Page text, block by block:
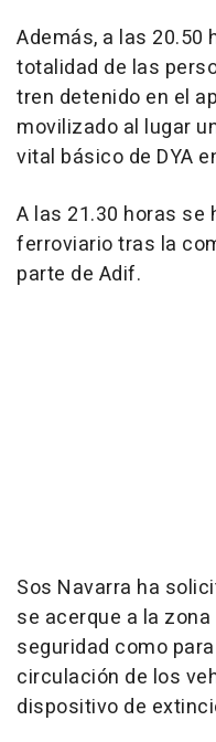
Además, a las 20.50
totalidad de las
tren detenido en el
movilizado al lugar
vital básico de DYA
A las 21.30 horas
ferroviario tras la
parte de Adif.
Sos Navarra ha
se acerque a la
seguridad como
circulación de los
dispositivo de